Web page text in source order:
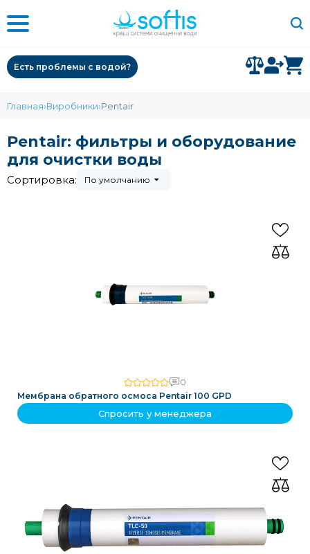
Есть проблемы с водой?
Главная Виробники Pentair
Pentair: фильтры и оборудование
для очистки воды
Сортировка: По умолчанию
0
Мембрана обратного осмоса Pentair 100 GPD
Спросить у менеджера